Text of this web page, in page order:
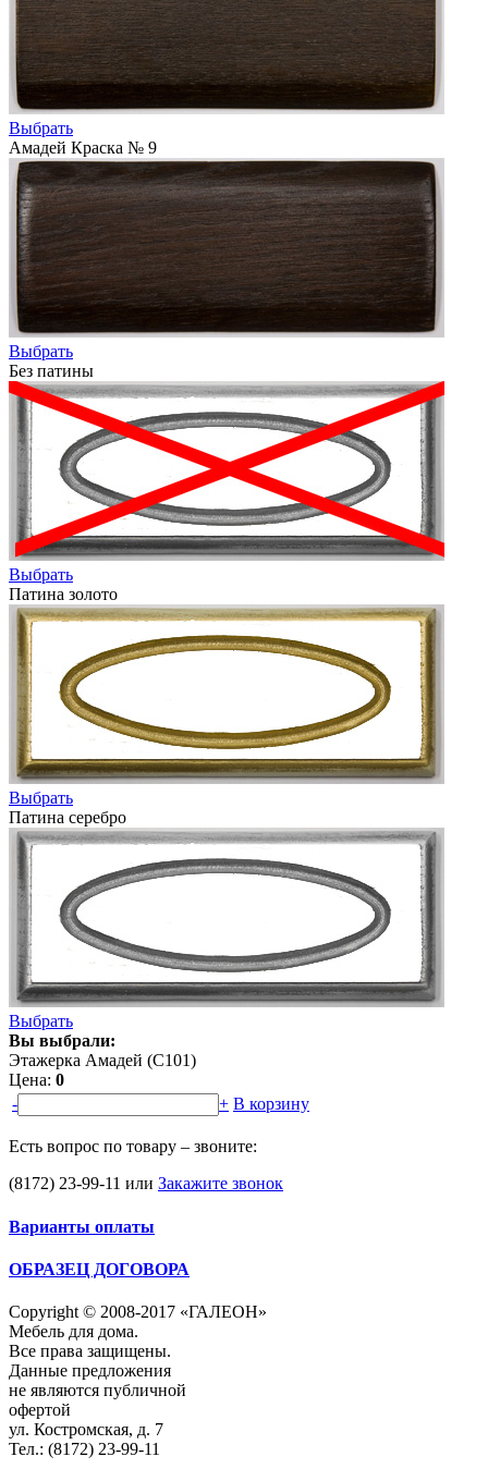
Выбрать
Амадей Краска № 9
Выбрать
Без патины
Выбрать
Патина золото
Выбрать
Патина серебро
Выбрать
Вы выбрали:
Этажерка Амадей (С101)
Цена: 0
-
+ В корзину
Есть вопрос по товару – звоните:
(8172) 23-99-11 или Закажите звонок
Варианты оплаты
ОБРАЗЕЦ ДОГОВОРА
Copyright © 2008-2017 «ГАЛЕОН»
Мебель для дома.
Все права защищены.
Данные предложения
не являются публичной
офертой
ул. Костромская, д. 7
Тел.: (8172) 23-99-11